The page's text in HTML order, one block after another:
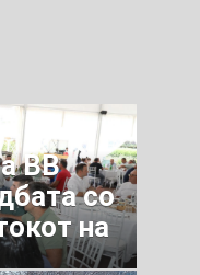
ВВ
со
на